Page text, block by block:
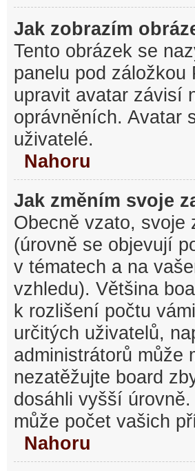
Jak zobrazím
Tento obrázek se
panelu pod
upravit avatar závisí
oprávněních. Avatar
uživatelé.
Nahoru
Jak změním svoje
Obecně vzato, svoje
(úrovně se objevují
v tématech a na
vzhledu). Většina
k rozlišení počtu
určitých uživatelů,
administrátorů může
nezatěžujte board
dosáhli vyšší
může počet vašich
Nahoru